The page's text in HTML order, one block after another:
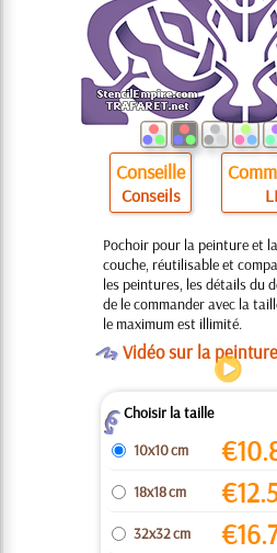
Conseille
Conseils
Pochoir pour la peinture et
couche, réutilisable et
les peintures, les détails du
de le commander avec la
le maximum est illimité.
OVidéo sur la
ZChoisir la taille
10x10 cm
€
18x18 cm €
32x32 cm €